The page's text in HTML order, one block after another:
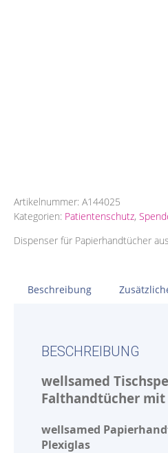
Artikelnummer: A144025
Kategorien: Patientenschutz,
Dispenser für Papierhandtücher
Beschreibung
BESCHREIBUNG
wellsamed
Falthandtücher mit
wellsamed
Plexiglas